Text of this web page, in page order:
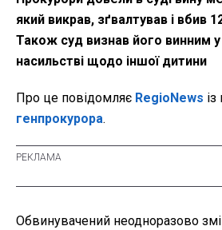
який викрав, зґвалтував і вбив
Також суд визнав його винним
насильстві щодо іншої дитини
Про це повідомляє RegioNews
генпрокурора.
Обвинувачений неодноразово